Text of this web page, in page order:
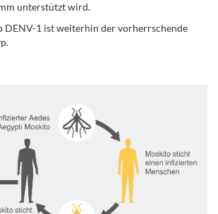
unterstützt wird.
DENV-1 ist weiterhin der vorherrschende